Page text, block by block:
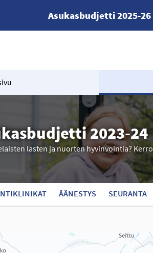
Asukasbudjetti 2025-
2023-24
lasten ja nuorten hyvinvointia?
ÄÄNESTYS SEURANTA
joka esittää tämän sivun tietueet